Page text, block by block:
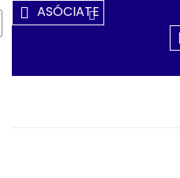
Ir
Al
ASÓCIATE